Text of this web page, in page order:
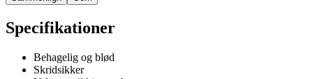
Specifikationer
Behagelig og blød
Skridsikker